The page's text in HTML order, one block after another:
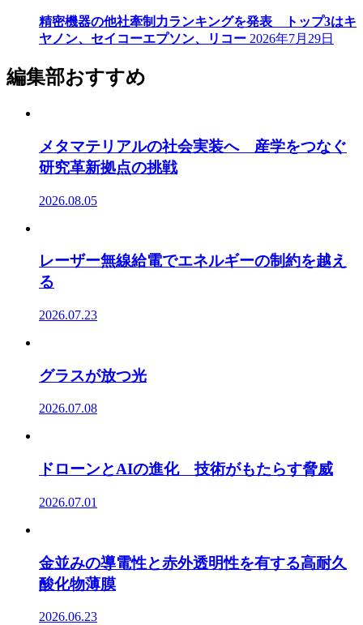
精密機器の他社牽制力ランキングを発表 トップ3はキ
ヤノン、セイコーエプソン、リコー 2026年7月29日
編集部おすすめ
メタマテリアルの社会実装へ 産学をつなぐ
研究革新拠点の挑戦
2026.08.05
レーザー無線給電でエネルギーの制約を越え
る
2026.07.23
グラスが放つ光
2026.07.08
ドローンとAIの進化 技術がもたらす脅威
2026.07.01
金並みの導電性と赤外透明性を有する高耐久
酸化物薄膜
2026.06.23